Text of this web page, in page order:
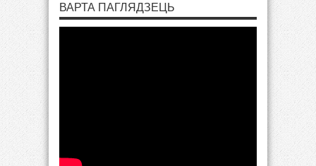
ВАРТА ПАГЛЯДЗЕЦЬ